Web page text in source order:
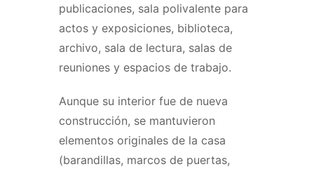
publicaciones, sala polivalente para
actos y exposiciones, biblioteca,
archivo, sala de lectura, salas de
reuniones y espacios de trabajo.
Aunque su interior fue de nueva
construcción, se mantuvieron
elementos originales de la casa
(barandillas, marcos de puertas,